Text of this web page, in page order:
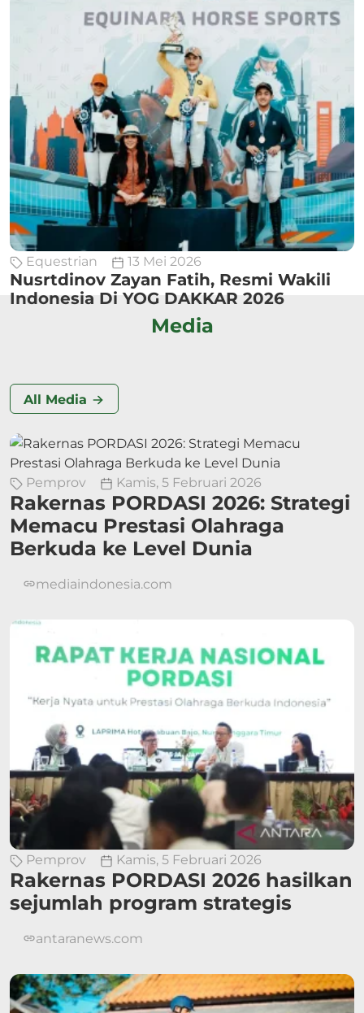
Equestrian 13 Mei 2026
Nusrtdinov Zayan Fatih, Resmi Wakili
Indonesia Di YOG DAKKAR 2026
Media
All Media
Pemprov Kamis, 5 Februari 2026
Rakernas PORDASI 2026: Strategi
Memacu Prestasi Olahraga
Berkuda ke Level Dunia
mediaindonesia.com
Pemprov Kamis, 5 Februari 2026
Rakernas PORDASI 2026 hasilkan
sejumlah program strategis
antaranews.com